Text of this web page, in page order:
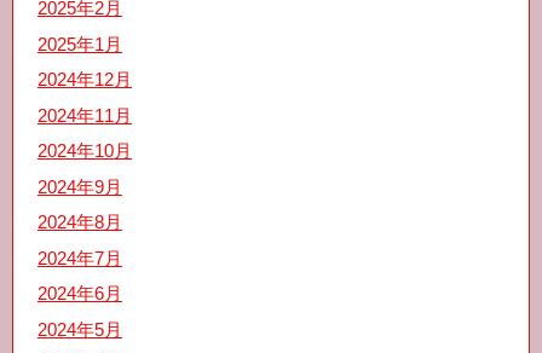
2025年2月
2025年1月
2024年12月
2024年11月
2024年10月
2024年9月
2024年8月
2024年7月
2024年6月
2024年5月